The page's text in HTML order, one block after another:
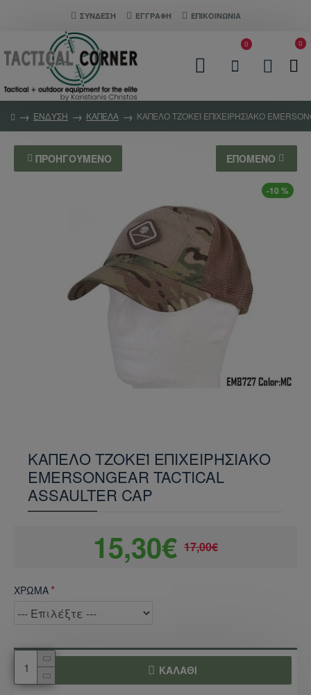
ΣΎΝΔΕΣΗ ΕΓΓΡΑΦΗ ΕΠΙΚΟΙΝΩΝΊΑ
0 0
ΕΝΔΥΣΗ ΚΑΠΕΛΑ ΚΑΠΈΛΟ ΤΖΌΚΕΪ ΕΠΙΧΕΙΡΗΣΙΑΚΌ
ΠΡΟΗΓΟΎΜΕΝΟ ΕΠΌΜΕΝΟ
-10 %
ΚΑΠΈΛΟ ΤΖΌΚΕΪ ΕΠΙΧΕΙΡΗΣΙΑΚΌ
EMERSONGEAR TACTICAL
ASSAULTER CAP
15,30€ 17,00€
ΧΡΩΜΑ
ΚΑΛΆΘΙ